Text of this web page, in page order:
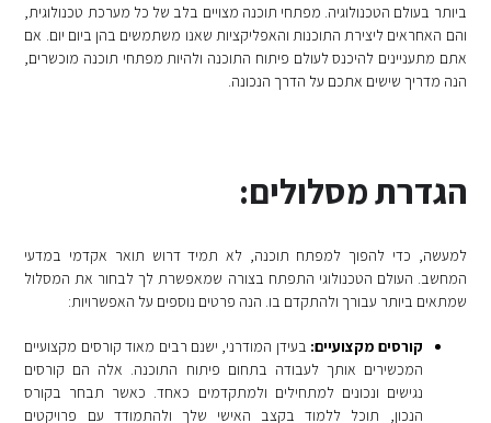
ביותר בעולם הטכנולוגיה. מפתחי תוכנה מצויים בלב של כל מערכת טכנולוגית,
והם האחראים ליצירת התוכנות והאפליקציות שאנו משתמשים בהן ביום יום. אם
אתם מתעניינים להיכנס לעולם פיתוח התוכנה ולהיות מפתחי תוכנה מוכשרים,
הנה מדריך שישים אתכם על הדרך הנכונה.
הגדרת מסלולים:
למעשה, כדי להפוך למפתח תוכנה, לא תמיד דרוש תואר אקדמי במדעי
המחשב. העולם הטכנולוגי התפתח בצורה שמאפשרת לך לבחור את המסלול
שמתאים ביותר עבורך ולהתקדם בו. הנה פרטים נוספים על האפשרויות:
קורסים מקצועיים: בעידן המודרני, ישנם רבים מאוד קורסים מקצועיים
המכשירים אותך לעבודה בתחום פיתוח התוכנה. אלה הם קורסים
נגישים ונכונים למתחילים ולמתקדמים כאחד. כאשר תבחר בקורס
הנכון, תוכל ללמוד בקצב האישי שלך ולהתמודד עם פרויקטים